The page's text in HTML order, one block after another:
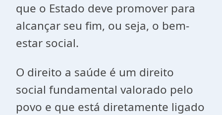
que o Estado deve promover para
alcançar seu fim, ou seja, o bem-
estar social.
O direito a saúde é um direito
social fundamental valorado pelo
povo e que está diretamente ligado